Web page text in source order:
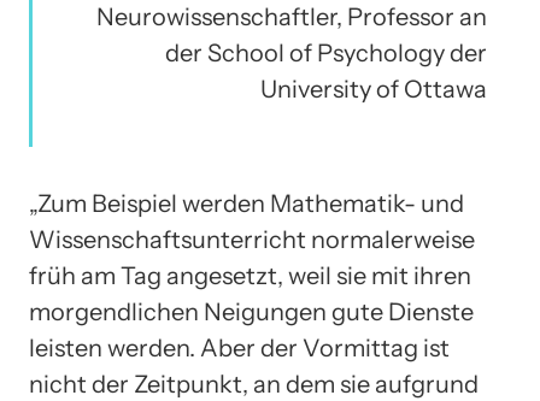
Neurowissenschaftler, Professor an
der School of Psychology der
University of Ottawa
„Zum Beispiel werden Mathematik- und
Wissenschaftsunterricht normalerweise
früh am Tag angesetzt, weil sie mit ihren
morgendlichen Neigungen gute Dienste
leisten werden. Aber der Vormittag ist
nicht der Zeitpunkt, an dem sie aufgrund